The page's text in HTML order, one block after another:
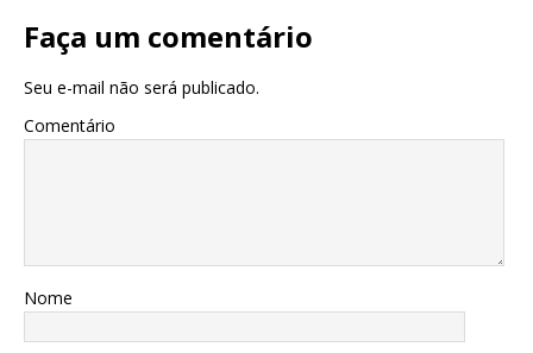
Faça um comentário
Seu e-mail não será publicado.
Comentário
Nome